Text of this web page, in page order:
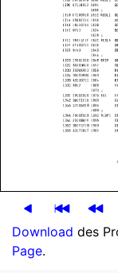
Download des
Page.